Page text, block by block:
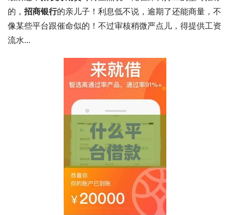
的， 招商银行的亲儿子！利息低不说， 逾期了还能商量 ，不
像某些平台跟催命似的！不过审核稍微严点儿，得提供工资
流水...